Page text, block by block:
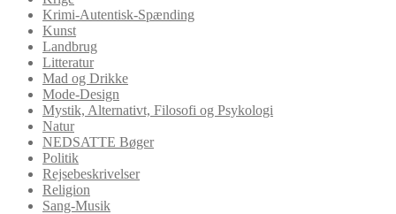
Krimi-Autentisk-Spænding
Kunst
Landbrug
Litteratur
Mad og Drikke
Mode-Design
Mystik, Alternativt, Filosofi og Psykologi
Natur
NEDSATTE Bøger
Politik
Rejsebeskrivelser
Religion
Sang-Musik